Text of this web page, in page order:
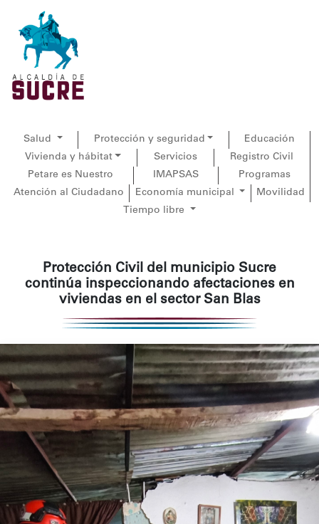
Salud Protección y seguridad
Educación
Vivienda y hábitat
Servicios
Registro Civil
Petare es Nuestro
IMAPSAS
Programas
Atención al Ciudadano
Economía municipal
Movilidad
Tiempo libre
Protección Civil del municipio Sucre
continúa inspeccionando afectaciones en
viviendas en el sector San Blas